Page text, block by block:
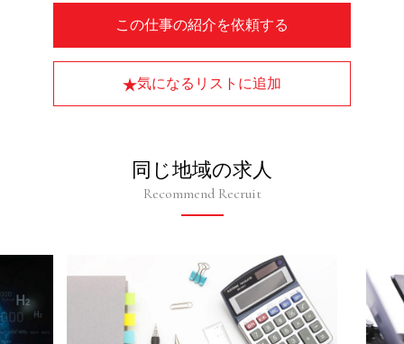
この仕事の紹介を依頼する
気になるリストに追加
同じ地域の求人
Recommend Recruit